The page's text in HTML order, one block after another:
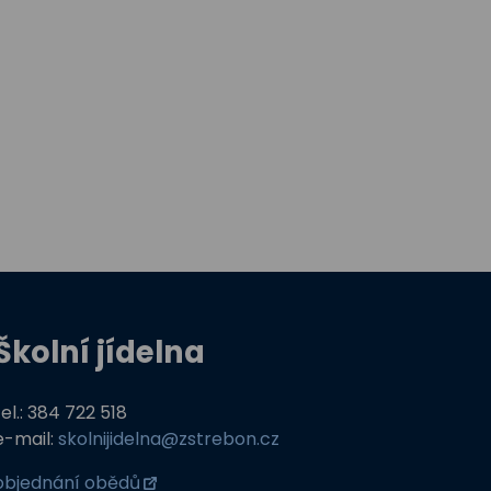
jídelna
384 722 518
mail:skolnijidelna@zstrebon.cz
obědů